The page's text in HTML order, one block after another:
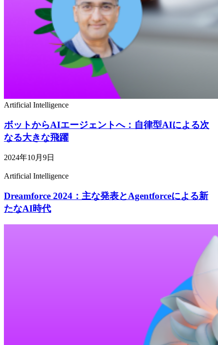
Artificial Intelligence
ボットからAIエージェントへ：自律型AIによる次
なる大きな飛躍
2024年10月9日
Artificial Intelligence
Dreamforce 2024：主な発表とAgentforceによる新
たなAI時代